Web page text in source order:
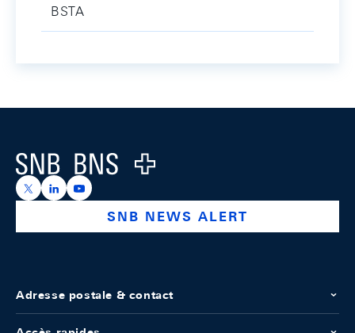
BSTA
Logo
https://x.com/snb_bns
https://ch.linkedin.com/company/swiss-national-
https://www.youtube.com/@swissnationalbank
SNB NEWS ALERT
Adresse postale & contact